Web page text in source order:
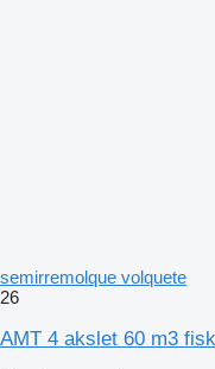
semirremolque volquete
26
AMT 4 akslet 60 m3